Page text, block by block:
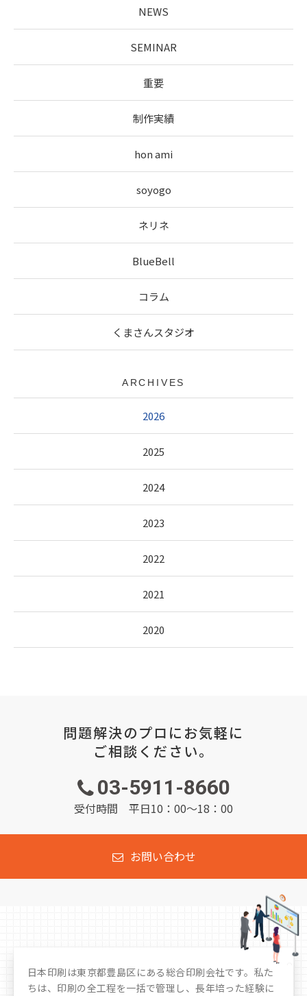
NEWS
SEMINAR
重要
制作実績
hon ami
soyogo
ネリネ
BlueBell
コラム
くまさんスタジオ
ARCHIVES
2026
2025
2024
2023
2022
2021
2020
問題解決のプロにお気軽に
ご相談ください。
03-5911-8660
受付時間 平日10：00～18：00
お問い合わせ
日本印刷は東京都豊島区にある総合印刷会社です。私た
ちは、印刷の全工程を一括で管理し、長年培った経験に